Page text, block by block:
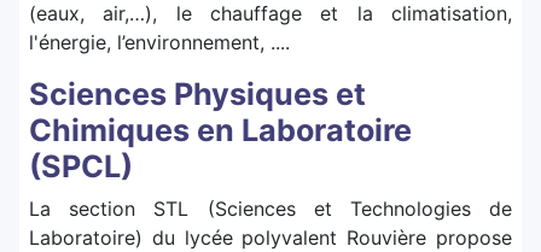
(eaux, air,…), le chauffage et la climatisation,
l'énergie, l’environnement, ....
Sciences Physiques et
Chimiques en Laboratoire
(SPCL)
La section STL (Sciences et Technologies de
Laboratoire) du lycée polyvalent Rouvière propose